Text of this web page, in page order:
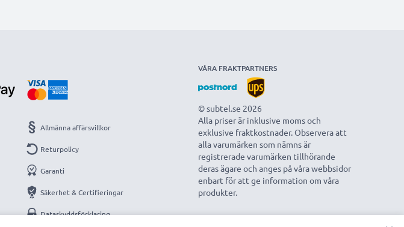
Allmänna affärsvillkor
Returpolicy
Garanti
Säkerhet & Certifieringar
Dataskyddsförklaring
VÅRA FRAKTPARTNERS
© subtel.se 2026
Alla priser är inklusive moms och
exklusive fraktkostnader. Observera att
alla varumärken som nämns är
registrerade varumärken tillhörande
deras ägare och anges på våra webbsidor
enbart för att ge information om våra
produkter.